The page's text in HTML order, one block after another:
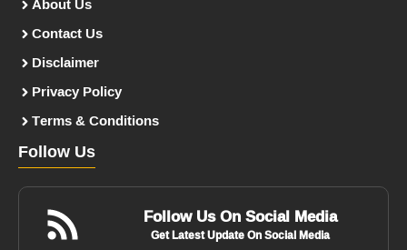
Contact Us
Disclaimer
Privacy Policy
Terms & Conditions
Follow Us
Follow Us On Social Media
Get Latest Update On Social Media